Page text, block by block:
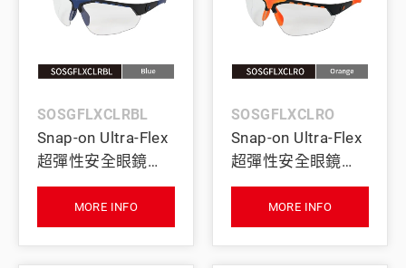
SOSGFLXCLRBL
Snap-on Ultra-Flex
超彈性安全眼鏡
(藍)
MORE INFO
SOSGFLXCLRO
Snap-on Ultra-Flex
超彈性安全眼鏡
(橘)
MORE INFO